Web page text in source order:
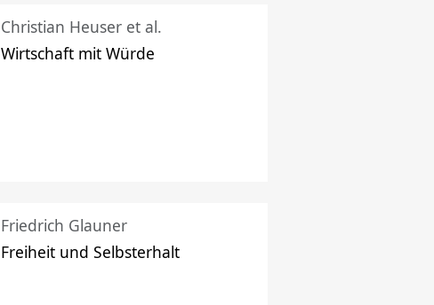
Christian Heuser et al.
Wirtschaft mit Würde
Friedrich Glauner
Freiheit und Selbsterhalt